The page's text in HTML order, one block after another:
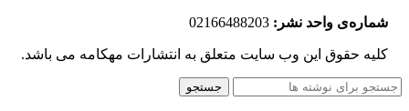
شماره‌‌ی واحد نشر:
کلیه حقوق این وب سایت متعلق به انتشارات مهکامه می باشد.
جستجو